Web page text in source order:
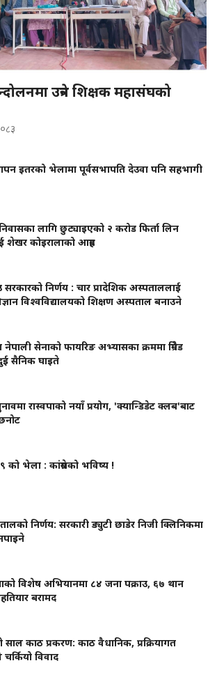
उत्रने शिक्षक महासंघको
इतरको भेलामा पूर्वसभापति देउवा पनि सहभागी
लागि छुट्याइएको २ करोड फिर्ता लिन
शेखर कोइरालाको आग्रह
निर्णय : चार प्रादेशिक अस्पताललाई
विश्वविद्यालयको शिक्षण अस्पताल बनाउने
नेपाली सेनाको फायरिङ अभ्यासका क्रममा ग्रिनेड
सैनिक घाइते
रास्वपाको नयाँ प्रयोग, 'क्यान्डिडेट क्लब'बाट
को भेला : कांग्रेसको भविष्य !
निर्णय: सरकारी ड्युटी छाडेर निजी क्लिनिकमा
विशेष अभियानमा ८४ जना पक्राउ, ६७ थान
बरामद
काठ प्रकरण: काठ वैधानिक, प्रक्रियागत
विवाद